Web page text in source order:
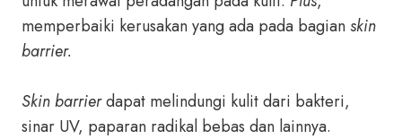
memperbaiki kerusakan yang ada pada bagianskin
barrier.
Skin barrierdapat melindungi kulit dari bakteri,
sinar UV, paparan radikal bebas dan lainnya.